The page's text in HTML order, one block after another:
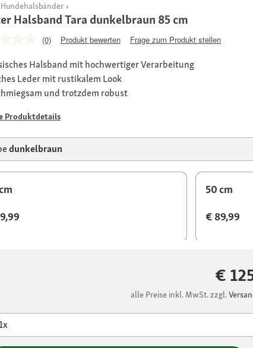
Halsband Tara dunkelbraun 85 cm
(0) Produkt bewerten Frage zum Produkt stellen
Halsband mit hochwertiger Verarbeitung
Leder mit rustikalem Look
und trotzdem robust
Produktdetails
dunkelbraun
50 cm
€ 89,99
€
alle Preise inkl. MwSt. zzgl.
1x